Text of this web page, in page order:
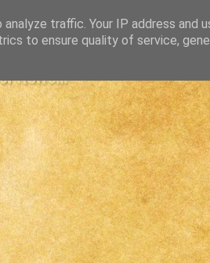
traffic. Your IP address and
to ensure quality of service,